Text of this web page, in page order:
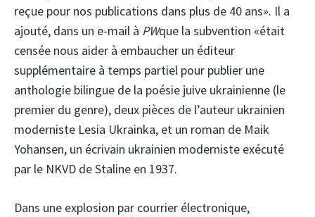
reçue pour nos publications dans plus de 40 ans». Il a
ajouté, dans un e-mail à PWque la subvention «était
censée nous aider à embaucher un éditeur
supplémentaire à temps partiel pour publier une
anthologie bilingue de la poésie juive ukrainienne (le
premier du genre), deux pièces de l’auteur ukrainien
moderniste Lesia Ukrainka, et un roman de Maik
Yohansen, un écrivain ukrainien moderniste exécuté
par le NKVD de Staline en 1937.
Dans une explosion par courrier électronique,